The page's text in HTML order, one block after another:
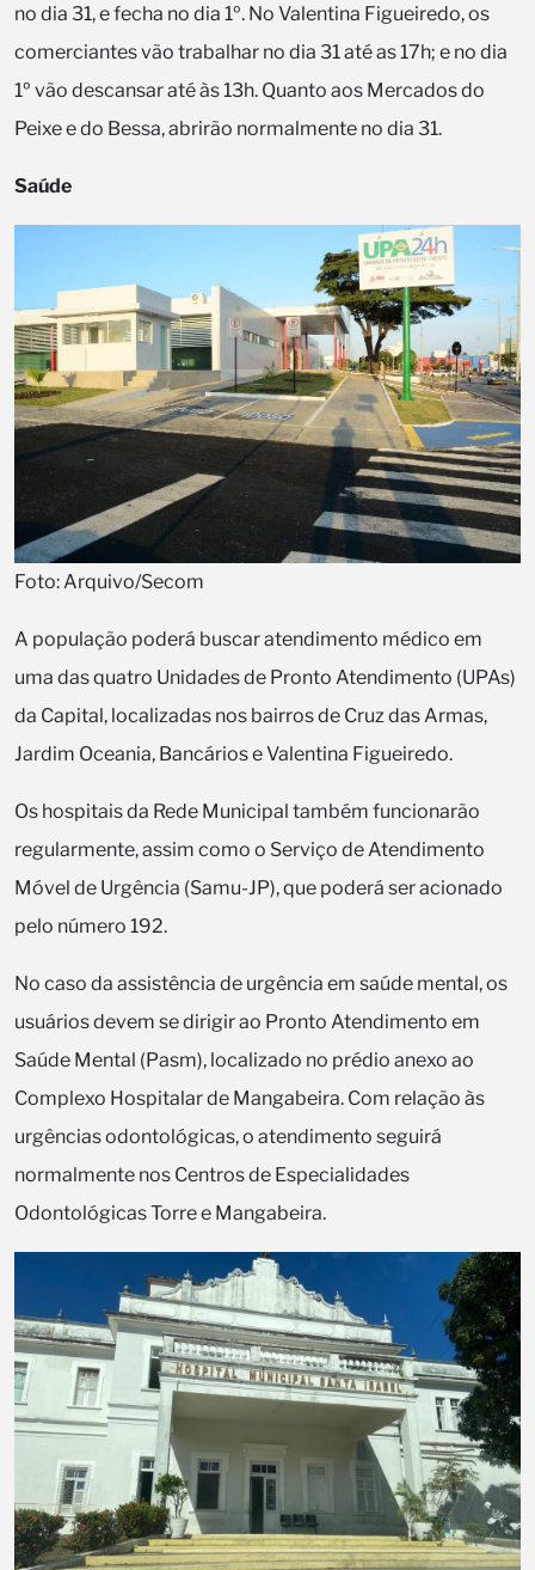
no dia 31, e fecha no dia 1º. No Valentina Figueiredo, os
comerciantes vão trabalhar no dia 31 até as 17h; e no dia
1º vão descansar até às 13h. Quanto aos Mercados do
Peixe e do Bessa, abrirão normalmente no dia 31.
Saúde
Foto: Arquivo/Secom
A população poderá buscar atendimento médico em
uma das quatro Unidades de Pronto Atendimento (UPAs)
da Capital, localizadas nos bairros de Cruz das Armas,
Jardim Oceania, Bancários e Valentina Figueiredo.
Os hospitais da Rede Municipal também funcionarão
regularmente, assim como o Serviço de Atendimento
Móvel de Urgência (Samu-JP), que poderá ser acionado
pelo número 192.
No caso da assistência de urgência em saúde mental, os
usuários devem se dirigir ao Pronto Atendimento em
Saúde Mental (Pasm), localizado no prédio anexo ao
Complexo Hospitalar de Mangabeira. Com relação às
urgências odontológicas, o atendimento seguirá
normalmente nos Centros de Especialidades
Odontológicas Torre e Mangabeira.